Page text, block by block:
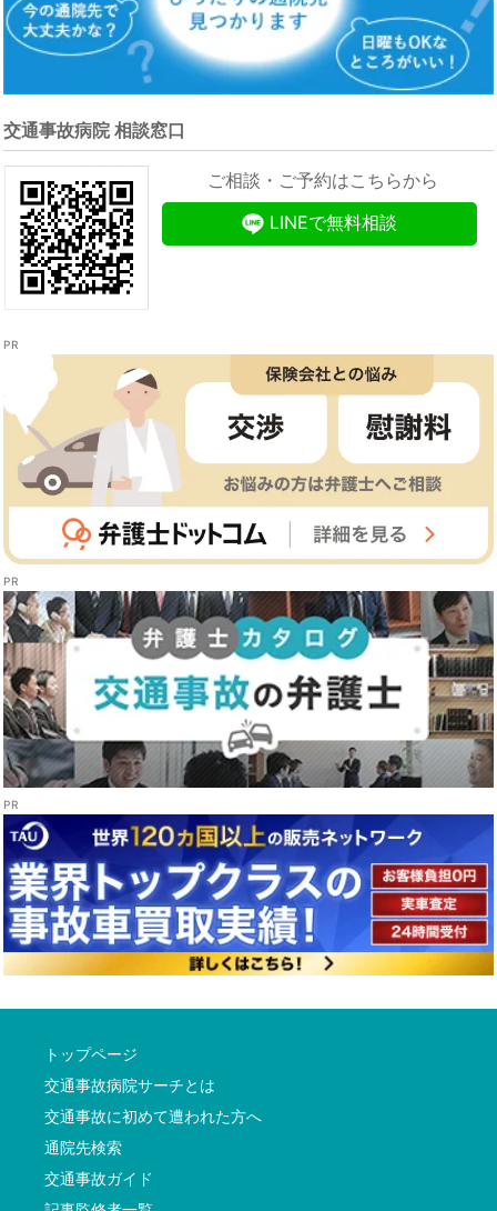
交通事故病院 相談窓口
ご相談・ご予約はこちらから
LINEで無料相談
トップページ
交通事故病院サーチとは
交通事故に初めて遭われた方へ
通院先検索
交通事故ガイド